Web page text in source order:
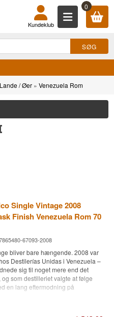
0
Kundeklub
i Danmark
/ Øer »Venezuela Rom
Single Vintage 2008
Finish Venezuela Rom 70
67093-2008
bliver bare hængende. 2008 var
Destilerías Unidas i Venezuela –
sig til noget mere end det
som destilleriet valgte at følge
en lang eftermodning på